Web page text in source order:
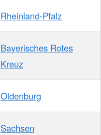
Rheinland-Pfalz
Bayerisches Rotes
Kreuz
Oldenburg
Sachsen